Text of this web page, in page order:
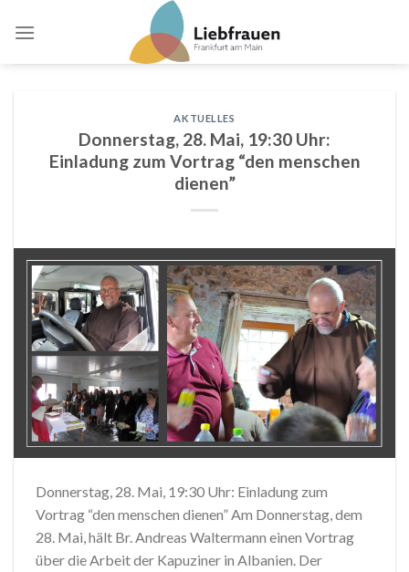
AKTUELLES
Donnerstag, 28. Mai, 19:30 Uhr:
Einladung zum Vortrag “den menschen
dienen”
Donnerstag, 28. Mai, 19:30 Uhr: Einladung zum
Vortrag “den menschen dienen” Am Donnerstag, dem
28. Mai, hält Br. Andreas Waltermann einen Vortrag
über die Arbeit der Kapuziner in Albanien. Der